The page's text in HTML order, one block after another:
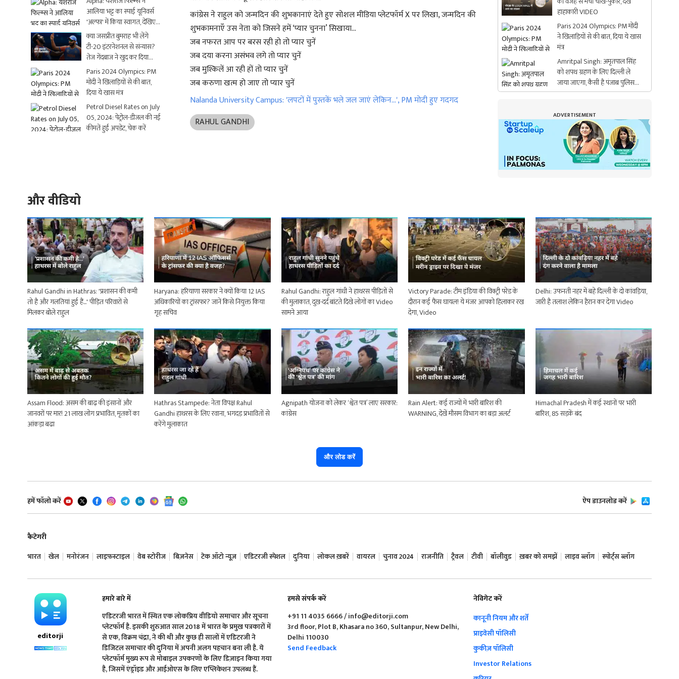
आलिया भट्ट का स्पाई यूनिवर्स
'अल्फा' में किया स्वागत, देखिए
धमाकेदार Video
क्या जसप्रीत बुमराह भी लेंगे
टी-20 इंटरनेशनल से संन्यास?
तेज गेंदबाज ने खुद कर दिया
क्लियर
Paris 2024 Olympics: PM
मोदी ने खिलाड़ियों से की बात,
दिया ये खास मंत्र
Petrol Diesel Rates on July
05, 2024: पेट्रोल-डीजल की नई
कीमतें हुईं अपडेट, चेक करें
कांग्रेस ने राहुल को जन्मदिन की शुभकानाएं देते हुए सोशल मीडिया प्लेटफॉर्म X पर लिखा, जन्मदिन की
शुभकामनाएँ उस नेता को जिसने हमें ‘प्यार चुनना’ सिखाया...
जब नफरत आप पर बरस रही हो तो प्यार चुनें
जब दया करना असंभव लगे तो प्यार चुनें
जब मुश्किलें आ रही हों तो प्यार चुनें
जब करुणा खत्म हो जाए तो प्यार चुनें
Nalanda University Campus: 'लपटों में पुस्तकें भले जल जाएं लेकिन...', PM मोदी हुए गदगद
RAHUL GANDHI
हाहाकारी VIDEO
Paris 2024 Olympics: PM मोदी
ने खिलाड़ियों से की बात, दिया ये खास
मंत्र
Amritpal Singh: अमृतपाल सिंह
को शपथ ग्रहण के लिए दिल्ली ले
जाया जाएगा, कैसी है पंजाब पुलिस
की तैयारी?
ADVERTISEMENT
और वीडियो
Rahul Gandhi in Hathras: 'प्रशासन की कमी
तो है और गलतियां हुई हैं...' पीड़ित परिवारों से
मिलकर बोले राहुल
Haryana: हरियाणा सरकार ने क्यों किया 12 IAS
अधिकारियों का ट्रांसफर? जानें किसे नियुक्त किया
गृह सचिव
Rahul Gandhi: राहुल गांधी ने हाथरस पीड़ितों से
की मुलाकात, दुख-दर्द बांटते दिखे लोगों का Video
सामने आया
Victory Parade: टीम इंडिया की विक्ट्री परेड के
दौरान कई फैंस घायल! ये मंजर आपको हिलाकर रख
देगा, Video
Delhi: उफनती नहर में बहे दिल्ली के दो कांवड़िया,
जारी है तलाश लेकिन हैरान कर देगा Video
Assam Flood: असम की बाढ़ की इंसानों और
जानवरों पर मार! 21 लाख लोग प्रभावित, मृतकों का
आंकड़ा बढा
Hathras Stampede: नेता विपक्ष Rahul
Gandhi हाथरस के लिए रवाना, भगदड़ प्रभावितों से
करेंगे मुलाकात
Agnipath योजना को लेकर ‘श्वेत पत्र’ लाए सरकार:
कांग्रेस
Rain Alert: कई राज्यों में भारी बारिश की
WARNING, देखें मौसम विभाग का बड़ा अलर्ट
Himachal Pradesh में कई स्थानों पर भारी
बारिश, 85 सड़कें बंद
और लोड करें
हमें फॉलो करें ऐप डाउनलोड करें
कैटेगरी
भारत
खेल मनोरंजन लाइफ़स्टाइल वेब स्टोरीज बिज़नेस टेक ऑटो न्यूज़ एडिटरजी स्पेशल दुनिया लोकल ख़बरें वायरल चुनाव 2024 राजनीति ट्रैवल टीवी बॉलीवुड ख़बर को समझें लाइव ब्लॉग स्पोर्ट्स ब्लॉग
editorji
हमारे बारे में
एडिटरजी भारत में स्थित एक लोकप्रिय वीडियो समाचार और सूचना
प्लेटफॉर्म है. इसकी शुरुआत साल 2018 में भारत के प्रमुख पत्रकारों में
से एक, विक्रम चंद्रा, ने की थी और कुछ ही सालों में एडिटरजी ने
डिजिटल समाचार की दुनिया में अपनी अलग पहचान बना ली है. ये
प्लेटफॉर्म मुख्य रूप से मोबाइल उपकरणों के लिए डिज़ाइन किया गया
है, जिसमें एंड्रॉइड और आईओएस के लिए एप्लिकेशन उपलब्ध हैं.
हमसे संपर्क करें
+91 11 4035 6666 / info@editorji.com
3rd floor, Plot B, Khasara no 360, Sultanpur, New Delhi,
Delhi 110030
Send Feedback
नेविगेट करें
कानूनी नियम और शर्तें
प्राइवेसी पॉलिसी
कुकीज़ पॉलिसी
Investor Relations